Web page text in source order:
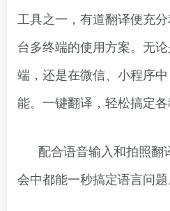
工具之一，有道翻译便充
台多终端的使用方案。无
端，还是在微信、小程序
能。一键翻译，轻松搞定各
配合语音输入和拍照翻
会中都能一秒搞定语言问题